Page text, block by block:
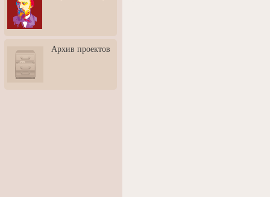
3: Обусловленности
человека и их влияние на
карьеру
скульптором Дмитрием
Тугариновым
АртБульвар в День города
Архив проектов